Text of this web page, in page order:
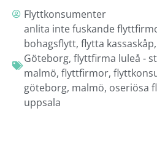
Flyttkonsumenter
anlita inte fuskande
bohagsflytt, flytta kassaskåp,
Göteborg, flyttfirma luleå -
malmö, flyttfirmor,
göteborg, malmö, oseriösa
uppsala